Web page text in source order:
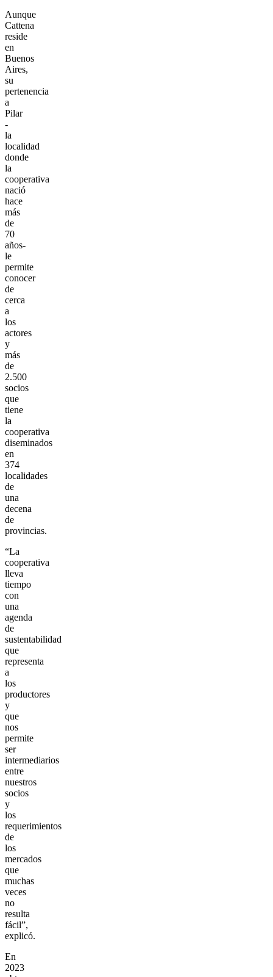
Aunque
Cattena
reside
en
Buenos
Aires,
su
pertenencia
a
Pilar
-
la
localidad
donde
la
cooperativa
nació
hace
más
de
70
años-
le
permite
conocer
de
cerca
a
los
actores
y
más
de
2.500
socios
que
tiene
la
cooperativa
diseminados
en
374
localidades
de
una
decena
de
provincias.
“La
cooperativa
lleva
tiempo
con
una
agenda
de
sustentabilidad
que
representa
a
los
productores
y
que
nos
permite
ser
intermediarios
entre
nuestros
socios
y
los
requerimientos
de
los
mercados
que
muchas
veces
no
resulta
fácil”,
explicó.
En
2023